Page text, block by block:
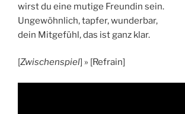
wirst du eine mutige Freundin sein.
Ungewöhnlich, tapfer, wunderbar,
dein Mitgefühl, das ist ganz klar.
[Zwischenspiel] » [Refrain]